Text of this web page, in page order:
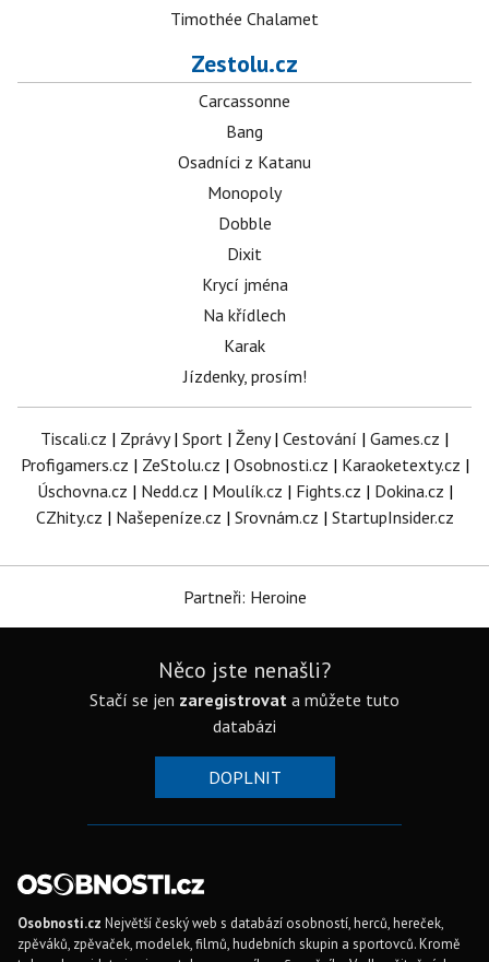
Timothée Chalamet
Zestolu.cz
Carcassonne
Bang
Osadníci z Katanu
Monopoly
Dobble
Dixit
Krycí jména
Na křídlech
Karak
Jízdenky, prosím!
Tiscali.cz | Zprávy| Sport | Ženy| Cestování | Games.cz |
Profigamers.cz | ZeStolu.cz | Osobnosti.cz | Karaoketexty.cz |
Úschovna.cz | Nedd.cz | Moulík.cz | Fights.cz | Dokina.cz |
CZhity.cz | Našepeníze.cz | Srovnám.cz | StartupInsider.cz
Partneři: Heroine
Něco jste nenašli?
Stačí se jen zaregistrovat a můžete tuto
databázi
DOPLNIT
Osobnosti.cz Největší český web s databází osobností, herců, hereček,
zpěváků, zpěvaček, modelek, filmů, hudebních skupin a sportovců. Kromě